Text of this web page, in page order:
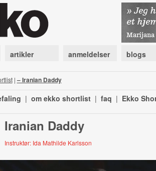
artikler anmeldelser blogs
| – Iranian Daddy
| om ekko shortlist | faq | Ekko
Iranian Daddy
Instruktør: Ida Mathilde Karlsson